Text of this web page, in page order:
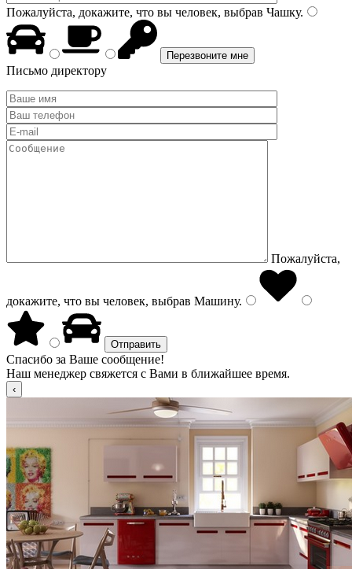
Пожалуйста, докажите, что вы человек, выбрав Чашку.
Письмо директору
Пожалуйста,
докажите, что вы человек, выбрав Машину.
Спасибо за Ваше сообщение!
Наш менеджер свяжется с Вами в ближайшее время.